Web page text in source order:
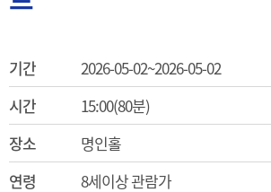
기간
2026-05-02~2026-05-02
시간
15:00(80분)
장소
명인홀
연령
8세이상 관람가